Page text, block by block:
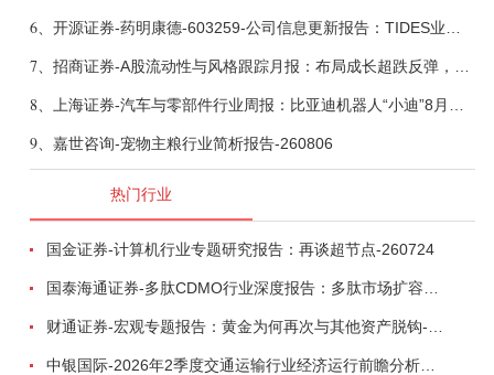
6、
7、
8、
9、 嘉世咨询-宠物主粮行业简析报告-260806
热门行业
国金证券-计算机行业专题研究报告：再谈超节点-260724
中银国际-2026年2季度交通运输行业经济运行前瞻分析：地缘冲突致航运和航空景气度分化，交通基础设施板块总体呈现稳健特征-260724